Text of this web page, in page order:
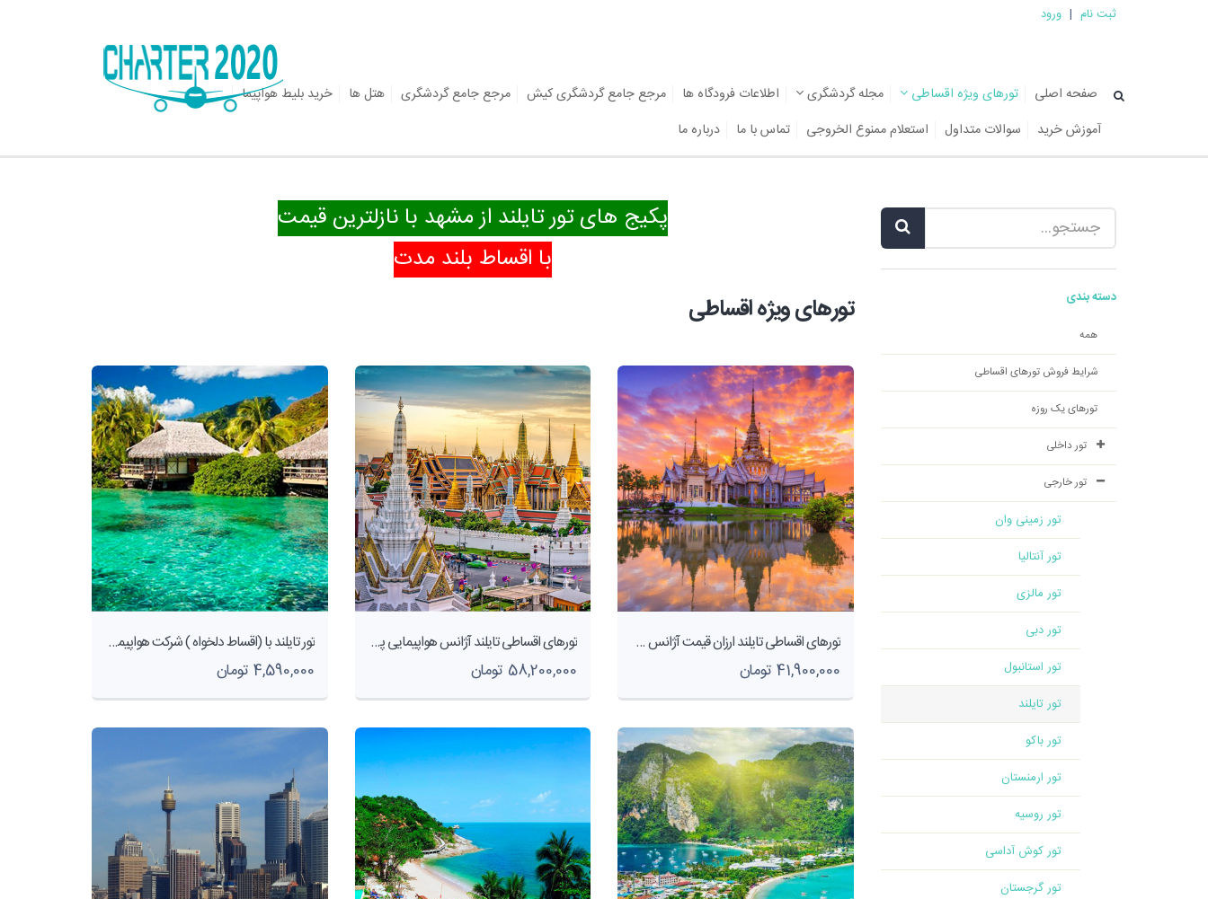
ثبت نام | ورود
صفحه اصلی تورهای ویژه اقساطی مجله گردشگری اطلاعات فرودگاه ها مرجع جامع گردشگری کیش مرجع جامع گردشگری هتل ها
خرید بلیط هواپیما
آموزش خرید
سوالات متداول استعلام ممنوع الخروجی تماس با ما درباره ما
دسته بندی
همه
شرایط فروش تورهای اقساطی
تورهای یک روزه
تور داخلی
تور خارجی
تور زمینی وان
تور آنتالیا
تور مالزی
تور دبی
تور استانبول
تور تایلند
تور باکو
تور ارمنستان
تور روسیه
تور کوش آداسی
تور گرجستان
پکیج های تور تایلند از مشهد با نازلترین قیمت
با اقساط بلند مدت
تورهای ویژه اقساطی
تورهای اقساطی تایلند ارزان قیمت آژانس هواپیمایی پاژسیر مجری تورهای داخلی و خارجی اقساطی از مشهد
41,900,000 تومان
تورهای اقساطی تایلند آژانس هواپیمایی پاژسیر مجری تورهای داخلی و خارجی اقساطی از مشهد
58,200,000 تومان
تور تایلند با (اقساط دلخواه ) شرکت هواپیمایی پاژسیر مجری تور های قسطی از مشهد
4,590,000 تومان